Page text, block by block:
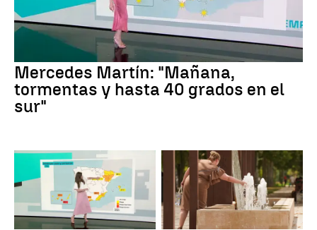
Mercedes Martín: "Mañana,
tormentas y hasta 40 grados en el
sur"